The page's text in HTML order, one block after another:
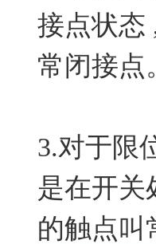
接点状态
常闭接点
3.对于限
是在开关
的触点叫